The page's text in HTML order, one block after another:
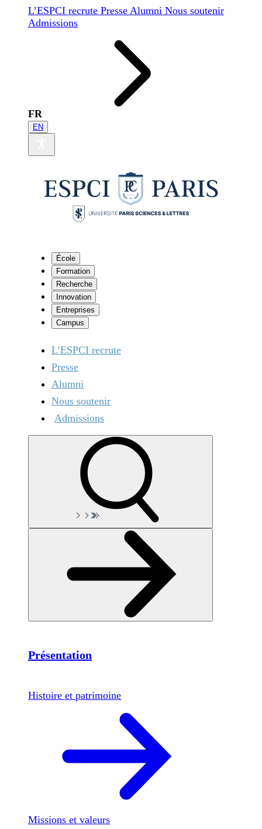
L’ESPCI recrute Presse Alumni Nous soutenir
Admissions
FR
EN
École
Formation
Recherche
Innovation
Entreprises
Campus
L’ESPCI recrute
Presse
Alumni
Nous soutenir
Admissions
Présentation
Histoire et patrimoine
Missions et valeurs